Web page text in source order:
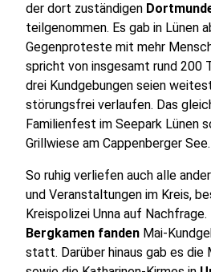
der dort zuständigen
teilgenommen. Es gab in Lünen
Gegenproteste mit mehr
spricht von insgesamt rund 200
drei Kundgebungen seien
störungsfrei verlaufen. Das
Familienfest im Seepark Lünen
Grillwiese am Cappenberger See.
So ruhig verliefen auch alle
und Veranstaltungen im Kreis,
Kreispolizei Unna auf Nachfrage.
Bergkamen fanden Mai-
statt. Darüber hinaus gab es die